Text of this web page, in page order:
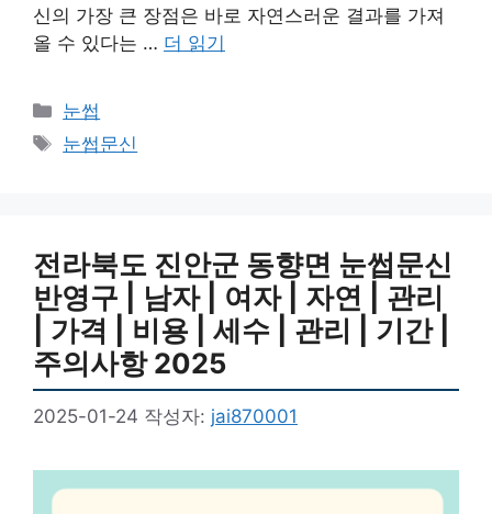
신의 가장 큰 장점은 바로 자연스러운 결과를 가져
올 수 있다는 … 더 읽기
카
테
눈썹
태
눈썹문신
전라북도 진안군 동향면 눈썹문신
반영구 | 남자 | 여자 | 자연 | 관리
| 가격 | 비용 | 세수 | 관리 | 기간 |
주의사항 2025
2025-01-24 작성자: jai870001